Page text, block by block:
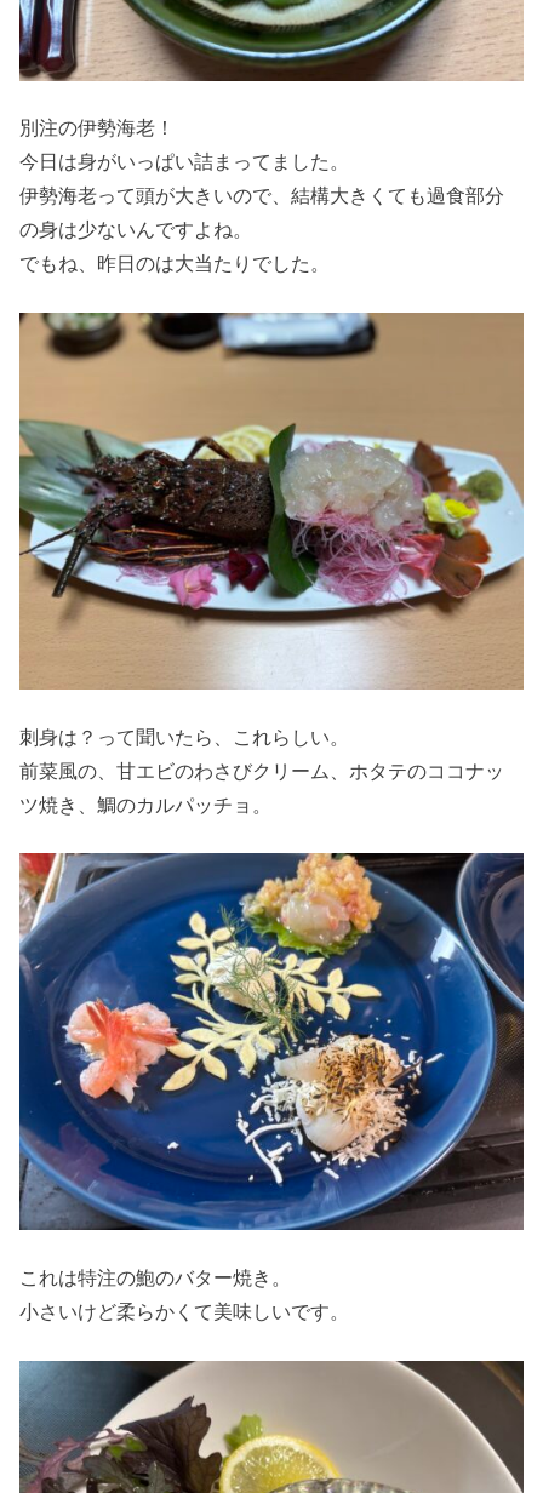
別注の伊勢海老！
今日は身がいっぱい詰まってました。
伊勢海老って頭が大きいので、結構大きくても過食部分
の身は少ないんですよね。
でもね、昨日のは大当たりでした。
刺身は？って聞いたら、これらしい。
前菜風の、甘エビのわさびクリーム、ホタテのココナッ
ツ焼き、鯛のカルパッチョ。
これは特注の鮑のバター焼き。
小さいけど柔らかくて美味しいです。